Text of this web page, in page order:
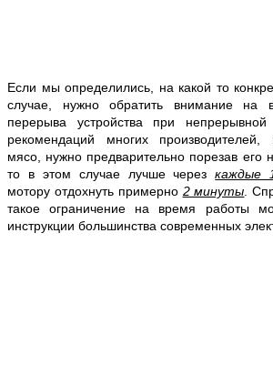
Если мы определились, на какой то
случае, нужно обратить внимание на
перерыва устройства при
рекомендаций многих производителей,
мясо, нужно предварительно порезав его
то в этом случае лучше черезкаждые
мотору отдохнуть примерно 2 минуты.
такое ограничение на время работы
инструкции большинства современных